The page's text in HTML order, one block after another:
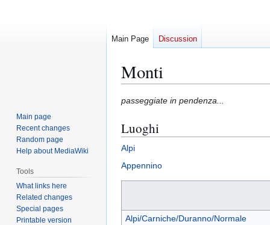
Monti
Jump
navigation
Jump
search
passeggiate in pendenza...
Luoghi
Alpi
Appennino
Alpi/Carniche/Duranno/Normale
Main Page Discussion
Main page
Recent changes
Random page
Help about MediaWiki
Tools
What links here
Related changes
Special pages
Printable version